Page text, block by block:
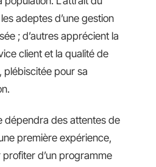
adeptes d’une gestion
; d’autres apprécient la
client et la qualité de
plébiscitée pour sa
dépendra des attentes de
première expérience,
d’un programme